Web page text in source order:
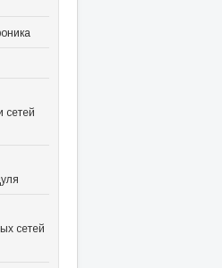
сетей
сетей